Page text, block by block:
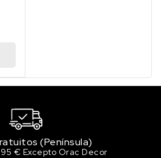
(Península)
€ Excepto Orac Decor